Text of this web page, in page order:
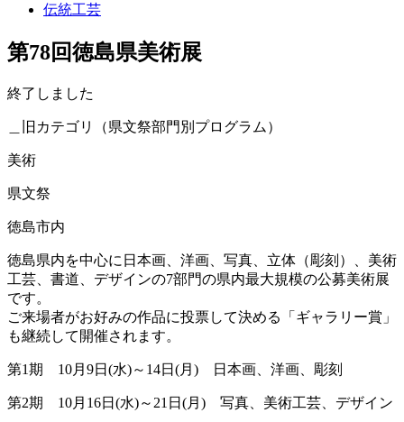
伝統工芸
第78回徳島県美術展
終了しました
＿旧カテゴリ（県文祭部門別プログラム）
美術
県文祭
徳島市内
徳島県内を中心に日本画、洋画、写真、立体（彫刻）、美術
工芸、書道、デザインの7部門の県内最大規模の公募美術展
です。
ご来場者がお好みの作品に投票して決める「ギャラリー賞」
も継続して開催されます。
第1期 10月9日(水)～14日(月) 日本画、洋画、彫刻
第2期 10月16日(水)～21日(月) 写真、美術工芸、デザイン